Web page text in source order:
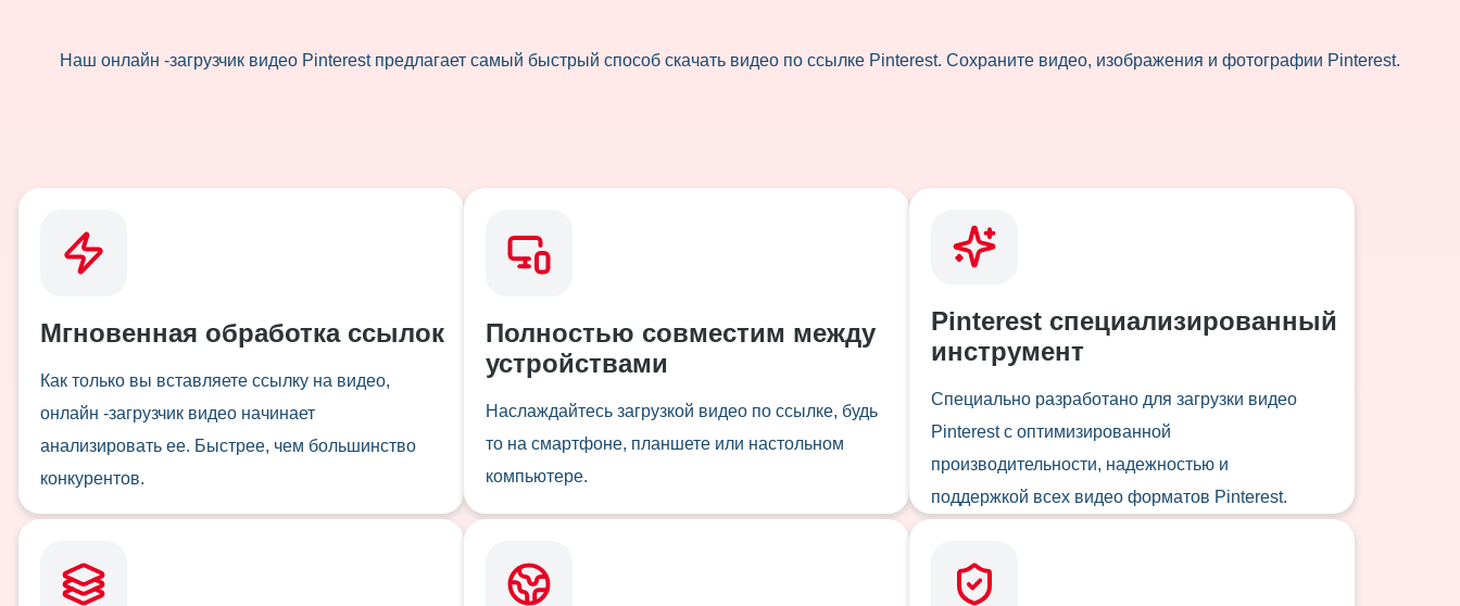
Наш онлайн -загрузчик видео Pinterest предлагает самый быстрый способ скачать видео по ссылке Pinterest. Сохраните видео, изображения и фотографии Pinterest.
Мгновенная обработка ссылок
Как только вы вставляете ссылку на видео,
онлайн -загрузчик видео начинает
анализировать ее. Быстрее, чем большинство
конкурентов.
Полностью совместим между
устройствами
Наслаждайтесь загрузкой видео по ссылке, будь
то на смартфоне, планшете или настольном
компьютере.
Pinterest специализированный
инструмент
Специально разработано для загрузки видео
Pinterest с оптимизированной
производительности, надежностью и
поддержкой всех видео форматов Pinterest.